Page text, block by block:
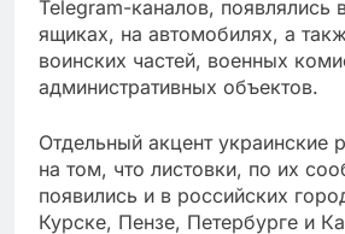
Telegram-каналов, появлялись
ящиках, на автомобилях, а
воинских частей, военных
административных объектов.
Отдельный акцент украинские
на том, что листовки, по их
появились и в российских
Курске, Пензе, Петербурге и